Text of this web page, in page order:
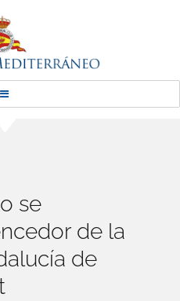
se
de la
de